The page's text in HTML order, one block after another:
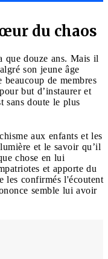
du chaos
que douze ans. Mais il
son jeune âge
de membres
but d’instaurer et
sans doute le plus
aux enfants et les
et le savoir qu’il
chose en lui
et apporte du
les confirmés l'écoutent
semble lui avoir